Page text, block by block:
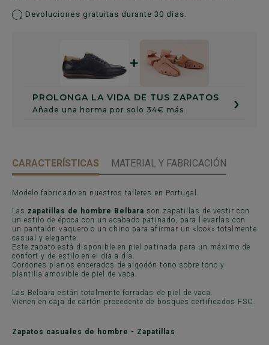
Devoluciones gratuitas durante 30 días.
PROLONGA LA VIDA DE TUS ZAPATOS
Añade una horma por solo 34€ más ›
+
CARACTERÍSTICAS MATERIAL Y FABRICACIÓN
Modelo fabricado en nuestros talleres en Portugal.
Las zapatillas de hombre Belbara son zapatillas de vestir con
un estilo de época con un acabado patinado, para llevarlas con
un pantalón vaquero o un chino para afirmar un «look» totalmente
casual y elegante.
Este zapato está disponible en piel patinada para un máximo de
confort y de estilo en el día a día.
Cordones planos encerados de algodón tono sobre tono y
plantilla amovible de piel de vaca.
Las Belbara están totalmente forradas de piel de vaca.
Vienen en caja de cartón procedente de bosques certificados FSC.
Zapatos casuales de hombre - Zapatillas